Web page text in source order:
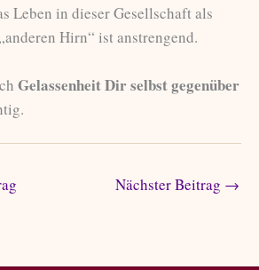
Leben in dieser Gesellschaft als
Hirn“ ist anstrengend.
Gelassenheit Dir selbst gegenüber
Nächster Beitrag →